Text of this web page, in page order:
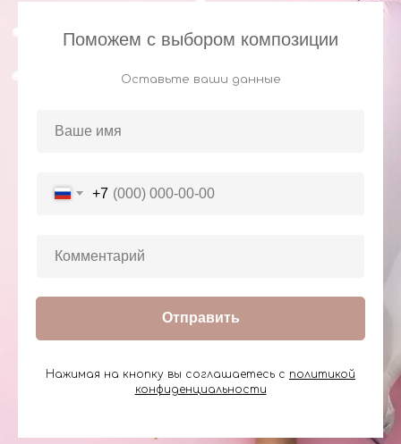
Поможем с выбором композиции
Оставьте ваши данные
+7
Отправить
Нажимая на кнопку вы соглашаетесь с политикой
конфиденциальности